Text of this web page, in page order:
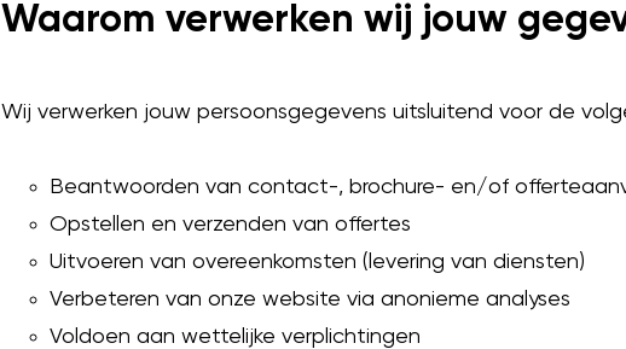
Waarom verwerken wij jouw
Wij verwerken jouw persoonsgegevens uitsluitend voor de
Beantwoorden van contact-, brochure- en/of
Opstellen en verzenden van offertes
Uitvoeren van overeenkomsten (levering van diensten)
Verbeteren van onze website via anonieme analyses
Voldoen aan wettelijke verplichtingen